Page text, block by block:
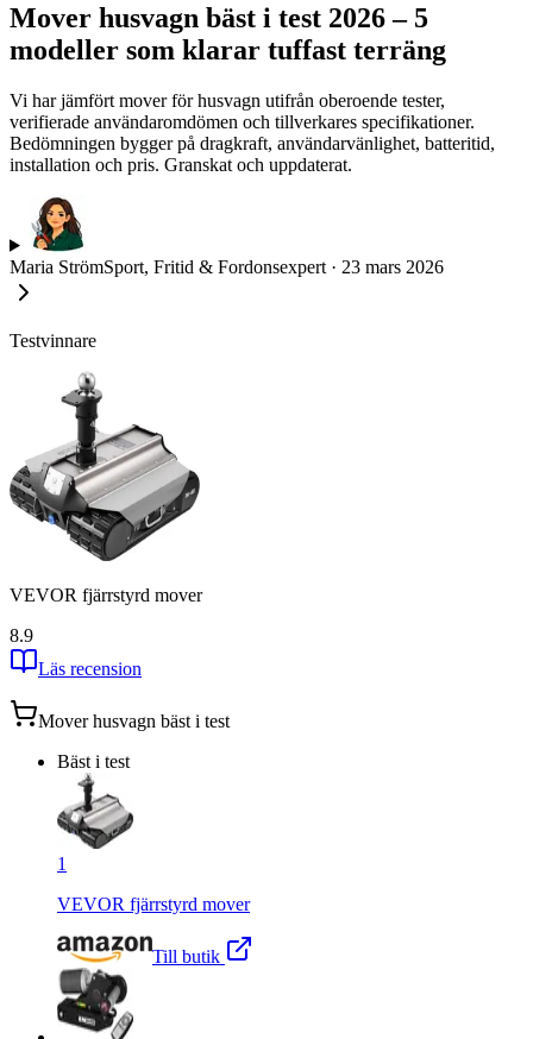
Mover husvagn bäst i test 2026 – 5
modeller som klarar tuffast terräng
Vi har jämfört mover för husvagn utifrån oberoende tester,
verifierade användaromdömen och tillverkares specifikationer.
Bedömningen bygger på dragkraft, användarvänlighet, batteritid,
installation och pris. Granskat och uppdaterat.
Maria StrömSport, Fritid & Fordonsexpert · 23 mars 2026
Testvinnare
VEVOR fjärrstyrd mover
8.9
Läs recension
Mover husvagn bäst i test
Bäst i test
1
VEVOR fjärrstyrd mover
Till butik